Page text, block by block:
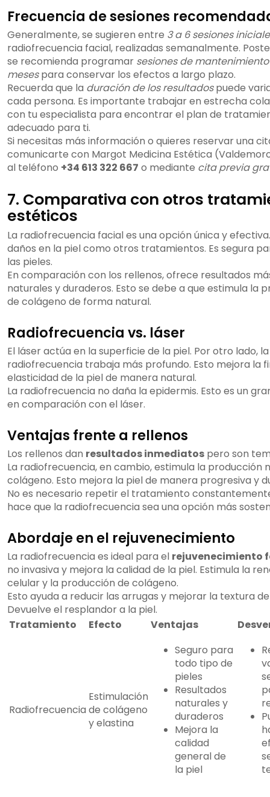
Frecuencia de sesiones
Generalmente, se sugieren entre 3 a 6 sesiones
radiofrecuencia facial, realizadas semanalmente.
se recomienda programar sesiones de
mesespara conservar los efectos a largo plazo.
Recuerda que la duración de los resultadospuede
cada persona. Es importante trabajar en estrecha
con tu especialista para encontrar el plan de
adecuado para ti.
Si necesitas más información o quieres reservar una
comunicarte con Margot Medicina Estética
al teléfono +34 613 322 667 o mediante cita previa
7. Comparativa con otros
estéticos
La radiofrecuencia facial es una opción única y
daños en la piel como otros tratamientos. Es segura
las pieles.
En comparación con los rellenos, ofrece resultados
naturales y duraderos. Esto se debe a que estimula la
de colágeno de forma natural.
Radiofrecuencia vs. láser
El láser actúa en la superficie de la piel. Por otro lado, la
radiofrecuencia trabaja más profundo. Esto mejora la
elasticidad de la piel de manera natural.
La radiofrecuencia no daña la epidermis. Esto es un
en comparación con el láser.
Ventajas frente a rellenos
Los rellenos dan resultados inmediatos pero son
La radiofrecuencia, en cambio, estimula la producción
colágeno. Esto mejora la piel de manera progresiva y
No es necesario repetir el tratamiento
hace que la radiofrecuencia sea una opción más
Abordaje en el rejuvenecimiento
La radiofrecuencia es ideal para el rejuvenecimiento
no invasiva y mejora la calidad de la piel. Estimula la
celular y la producción de colágeno.
Esto ayuda a reducir las arrugas y mejorar la textura
Devuelve el resplandor a la piel.
Tratamiento
Efecto Ventajas
Radiofrecuencia
Estimulación
de colágeno
y elastina
Seguro para
todo tipo de
pieles
Resultados
naturales y
duraderos
Mejora la
calidad
general de
la piel